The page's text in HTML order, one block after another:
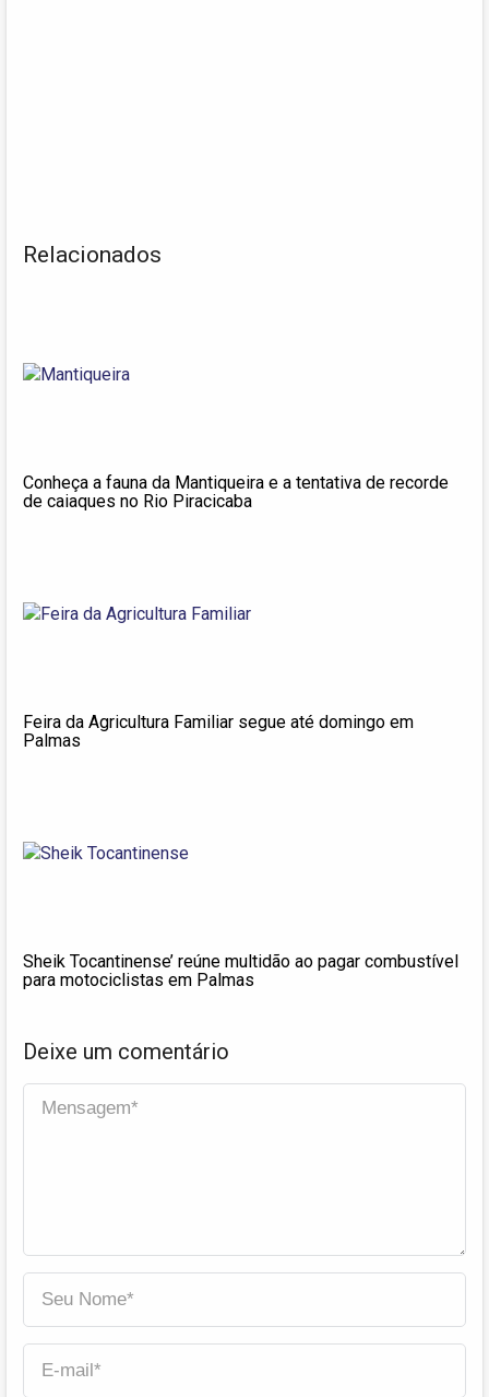
Relacionados
Conheça a fauna da Mantiqueira e a tentativa de recorde
de caiaques no Rio Piracicaba
Feira da Agricultura Familiar segue até domingo em
Palmas
Sheik Tocantinense’ reúne multidão ao pagar combustível
para motociclistas em Palmas
Deixe um comentário